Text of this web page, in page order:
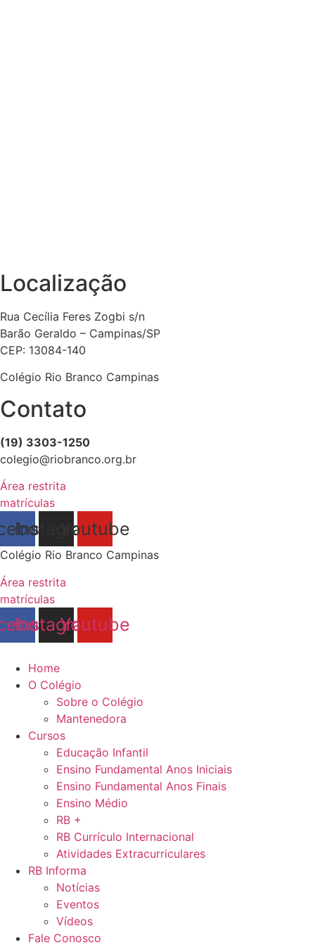
Localização
Rua Cecília Feres Zogbi s/n
Barão Geraldo – Campinas/SP
CEP: 13084-140
Colégio Rio Branco Campinas
Contato
(19) 3303-1250
colegio@riobranco.org.br
Área restrita
matrículas
InstagramYoutube
Colégio Rio Branco Campinas
Área restrita
matrículas
Instagram
Youtube
Home
O Colégio
Sobre o Colégio
Mantenedora
Cursos
Educação Infantil
Ensino Fundamental Anos Iniciais
Ensino Fundamental Anos Finais
Ensino Médio
RB +
RB Currículo Internacional
Atividades Extracurriculares
RB Informa
Notícias
Eventos
Vídeos
Fale Conosco